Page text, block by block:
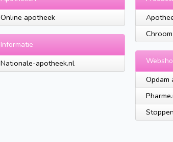
Online apotheek
Informatie
Nationale-apotheek.nl
Opdam